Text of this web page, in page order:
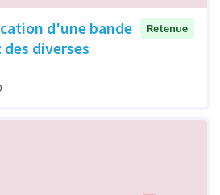
d'une bande
diverses
Retenue